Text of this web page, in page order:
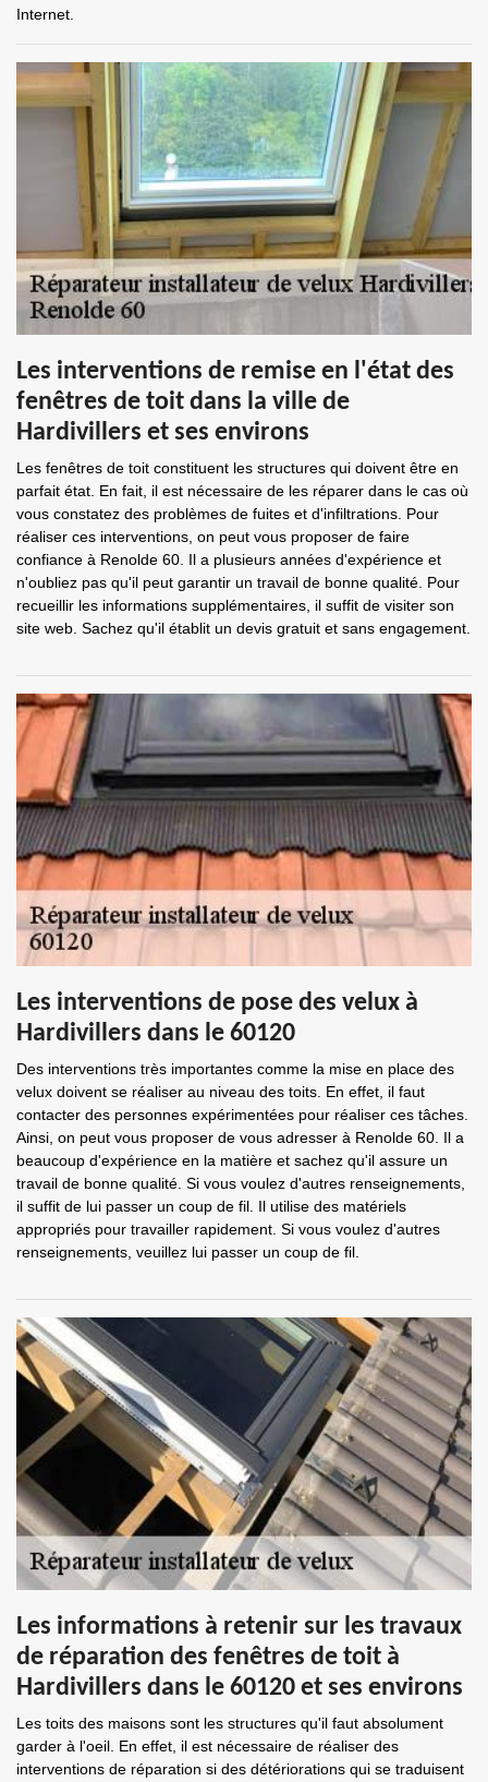
Internet.
Les interventions de remise en l'état des
fenêtres de toit dans la ville de
Hardivillers et ses environs
Les fenêtres de toit constituent les structures qui doivent être en
parfait état. En fait, il est nécessaire de les réparer dans le cas où
vous constatez des problèmes de fuites et d'infiltrations. Pour
réaliser ces interventions, on peut vous proposer de faire
confiance à Renolde 60. Il a plusieurs années d'expérience et
n'oubliez pas qu'il peut garantir un travail de bonne qualité. Pour
recueillir les informations supplémentaires, il suffit de visiter son
site web. Sachez qu'il établit un devis gratuit et sans engagement.
Les interventions de pose des velux à
Hardivillers dans le 60120
Des interventions très importantes comme la mise en place des
velux doivent se réaliser au niveau des toits. En effet, il faut
contacter des personnes expérimentées pour réaliser ces tâches.
Ainsi, on peut vous proposer de vous adresser à Renolde 60. Il a
beaucoup d'expérience en la matière et sachez qu'il assure un
travail de bonne qualité. Si vous voulez d'autres renseignements,
il suffit de lui passer un coup de fil. Il utilise des matériels
appropriés pour travailler rapidement. Si vous voulez d'autres
renseignements, veuillez lui passer un coup de fil.
Les informations à retenir sur les travaux
de réparation des fenêtres de toit à
Hardivillers dans le 60120 et ses environs
Les toits des maisons sont les structures qu'il faut absolument
garder à l'oeil. En effet, il est nécessaire de réaliser des
interventions de réparation si des détériorations qui se traduisent